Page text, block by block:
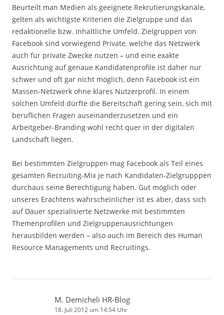
Beurteilt man Medien als geeignete Rekrutierungskanäle,
gelten als wichtigste Kriterien die Zielgruppe und das
redaktionelle bzw. inhaltliche Umfeld. Zielgruppen von
Facebook sind vorwiegend Private, welche das Netzwerk
auch für private Zwecke nutzen – und eine exakte
Ausrichtung auf genaue Kandidatenprofile ist daher nur
schwer und oft gar nicht möglich, denn Facebook ist ein
Massen-Netzwerk ohne klares Nutzerprofil. In einem
solchen Umfeld dürfte die Bereitschaft gering sein, sich mit
beruflichen Fragen auseinanderzusetzen und ein
Arbeitgeber-Branding wohl recht quer in der digitalen
Landschaft liegen.
Bei bestimmten Zielgruppen mag Facebook als Teil eines
gesamten Recruiting-Mix je nach Kandidaten-Zielgrupppen
durchaus seine Berechtigung haben. Gut möglich oder
unseres Erachtens wahrscheinlicher ist es aber, dass sich
auf Dauer spezialisierte Netzwerke mit bestimmten
Themenprofilen und Zielgruppenausrichtungen
herausbilden werden – also auch im Bereich des Human
Resource Managements und Recruitings.
M. Demicheli HR-Blog
18. Juli 2012 um 14:54 Uhr